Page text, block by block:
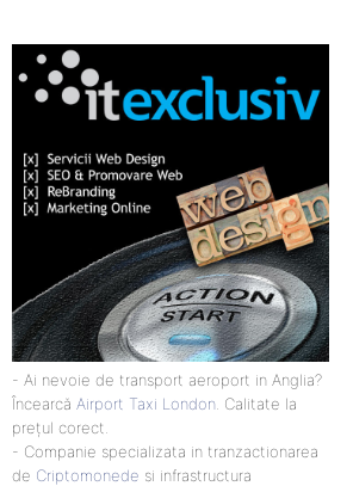
- Ai nevoie de transport aeroport in Anglia?
Încearcă Airport Taxi London . Calitate la
prețul corect.
- Companie specializata in tranzactionarea
de Criptomonede si infrastructura